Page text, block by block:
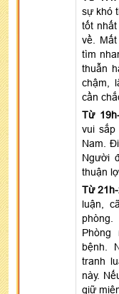
sự khó
tốt
về.
tìm
thuẫn
chậm,
cần
Từ
vui
Nam.
Người
thuận
Từ
luận,
Phòng
bệnh.
tranh
này.
giữ